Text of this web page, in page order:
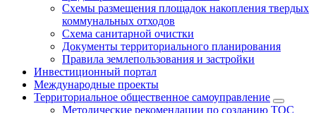
Схемы размещения площадок накопления твердых
коммунальных отходов
Схема санитарной очистки
Документы территориального планирования
Правила землепользования и застройки
Инвестиционный портал
Международные проекты
Территориальное общественное самоуправление
Методические рекомендации по созданию ТОС